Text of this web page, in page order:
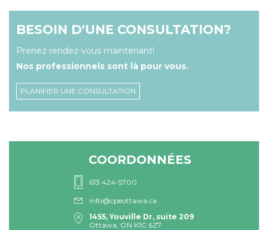
BESOIN D'UNE CONSULTATION?
Prenez rendez-vous maintenant!
Nos professionnels sont là pour vous.
PLANIFIER UNE CONSULTATION
COORDONNÉES
613 424-5700
info@cpeottawa.ca
1455, Youville Dr, suite 209
Ottawa, ON K1C 6Z7